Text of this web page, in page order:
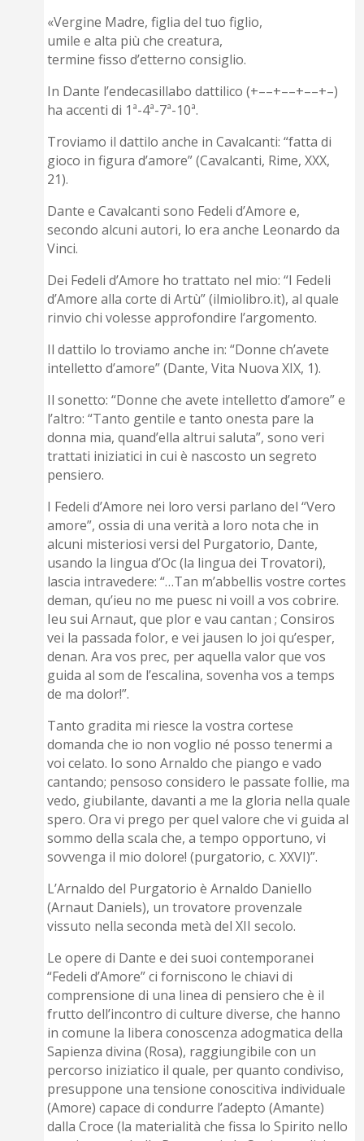
«Vergine Madre, figlia del tuo figlio,
umile e alta più che creatura,
termine fisso d’etterno consiglio.
In Dante l’endecasillabo dattilico (+––+––+––+–)
ha accenti di 1ª-4ª-7ª-10ª.
Troviamo il dattilo anche in Cavalcanti: “fatta di
gioco in figura d’amore” (Cavalcanti, Rime, XXX,
21).
Dante e Cavalcanti sono Fedeli d’Amore e,
secondo alcuni autori, lo era anche Leonardo da
Vinci.
Dei Fedeli d’Amore ho trattato nel mio: “I Fedeli
d’Amore alla corte di Artù” (ilmiolibro.it), al quale
rinvio chi volesse approfondire l’argomento.
Il dattilo lo troviamo anche in: “Donne ch’avete
intelletto d’amore” (Dante, Vita Nuova XIX, 1).
Il sonetto: “Donne che avete intelletto d’amore” e
l’altro: “Tanto gentile e tanto onesta pare la
donna mia, quand’ella altrui saluta”, sono veri
trattati iniziatici in cui è nascosto un segreto
pensiero.
I Fedeli d’Amore nei loro versi parlano del “Vero
amore”, ossia di una verità a loro nota che in
alcuni misteriosi versi del Purgatorio, Dante,
usando la lingua d’Oc (la lingua dei Trovatori),
lascia intravedere: “…Tan m’abbellis vostre cortes
deman, qu’ieu no me puesc ni voill a vos cobrire.
Ieu sui Arnaut, que plor e vau cantan ; Consiros
vei la passada folor, e vei jausen lo joi qu’esper,
denan. Ara vos prec, per aquella valor que vos
guida al som de l’escalina, sovenha vos a temps
de ma dolor!”.
Tanto gradita mi riesce la vostra cortese
domanda che io non voglio né posso tenermi a
voi celato. Io sono Arnaldo che piango e vado
cantando; pensoso considero le passate follie, ma
vedo, giubilante, davanti a me la gloria nella quale
spero. Ora vi prego per quel valore che vi guida al
sommo della scala che, a tempo opportuno, vi
sovvenga il mio dolore! (purgatorio, c. XXVI)”.
L’Arnaldo del Purgatorio è Arnaldo Daniello
(Arnaut Daniels), un trovatore provenzale
vissuto nella seconda metà del XII secolo.
Le opere di Dante e dei suoi contemporanei
“Fedeli d’Amore” ci forniscono le chiavi di
comprensione di una linea di pensiero che è il
frutto dell’incontro di culture diverse, che hanno
in comune la libera conoscenza adogmatica della
Sapienza divina (Rosa), raggiungibile con un
percorso iniziatico il quale, per quanto condiviso,
presuppone una tensione conoscitiva individuale
(Amore) capace di condurre l’adepto (Amante)
dalla Croce (la materialità che fissa lo Spirito nello